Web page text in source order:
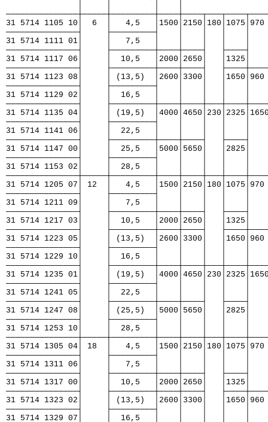
31 5714 1105 10│  6  │   4,5
───────────────┤     ├─────────┤    │    │   │    │
31 5714 1111 01│     │   7,5   │    │    │   │    │
───────────────┤     ├─────────┼────┼────┤
31 5714 1117 06│     │  10,5   │2000│2650│
───────────────┤     ├─────────┼────┼────┤
31 5714 1123 08│     │ (13,5)  │2600│3300│
───────────────┤     ├─────────┤    │    │   │    │
31 5714 1129 02│     │  16,5   │    │    │   │    │
───────────────┤
31 5714 1135 04│     │ (19,5)
───────────────┤     ├─────────┤    │    │   │    │
31 5714 1141 06│     │  22,5   │    │    │   │    │
───────────────┤     ├─────────┼────┼────┤   ├────┤
31 5714 1147 00│     │  25,5   │5000│5650│   │2825│
───────────────┤     ├─────────┤    │    │   │    │
31 5714 1153 02│     │  28,5   │    │    │   │    │
31 5714 1205 07│ 12  │   4,5
───────────────┤     ├─────────┤    │    │   │    │
31 5714 1211 09│     │   7,5   │    │    │   │    │
───────────────┤     ├─────────┼────┼────┤
31 5714 1217 03│     │  10,5   │2000│2650│
───────────────┤     ├─────────┼────┼────┤
31 5714 1223 05│     │ (13,5)  │2600│3300│
───────────────┤     ├─────────┤    │    │   │    │
31 5714 1229 10│     │  16,5   │    │    │   │    │
───────────────┤
31 5714 1235 01│     │ (19,5)
───────────────┤     ├─────────┤    │    │   │    │
31 5714 1241 05│     │  22,5   │    │    │   │    │
───────────────┤     ├─────────┼────┼────┤   ├────┤
31 5714 1247 08│     │ (25,5)  │5000│5650│   │2825│
───────────────┤     ├─────────┤    │    │   │    │
31 5714 1253 10│     │  28,5   │    │    │   │    │
31 5714 1305 04│ 18  │   4,5
───────────────┤     ├─────────┤    │    │   │    │
31 5714 1311 06│     │   7,5   │    │    │   │    │
───────────────┤     ├─────────┼────┼────┤
31 5714 1317 00│     │  10,5   │2000│2650│
───────────────┤     ├─────────┼────┼────┤
31 5714 1323 02│     │ (13,5)  │2600│3300│
───────────────┤     ├─────────┤    │    │   │    │
31 5714 1329 07│     │  16,5   │    │    │   │    │